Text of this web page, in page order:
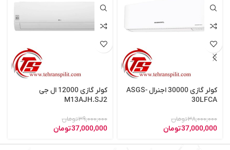
کولر گازی 30000 اجنرال ASGS-
30LFCA
38,000,000تومان
37,000,000تومان
کولر گازی 12000 ال جی
M13AJH.SJ2
39,000,000تومان
37,000,000تومان